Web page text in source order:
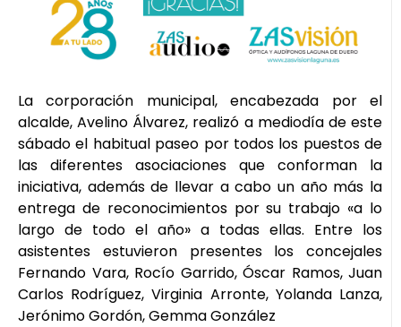
La corporación municipal, encabezada por el
alcalde, Avelino Álvarez, realizó a mediodía de este
sábado el habitual paseo por todos los puestos de
las diferentes asociaciones que conforman la
iniciativa, además de llevar a cabo un año más la
entrega de reconocimientos por su trabajo «a lo
largo de todo el año» a todas ellas. Entre los
asistentes estuvieron presentes los concejales
Fernando Vara, Rocío Garrido, Óscar Ramos, Juan
Carlos Rodríguez, Virginia Arronte, Yolanda Lanza,
Jerónimo Gordón, Gemma González